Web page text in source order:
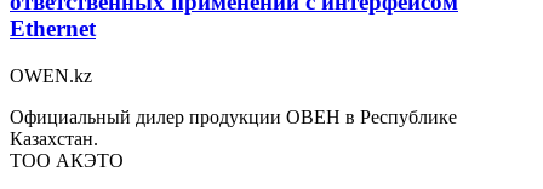
Ethernet
OWEN.kz
Официальный дилер продукции ОВЕН в Республике
Казахстан.
ТОО АКЭТО